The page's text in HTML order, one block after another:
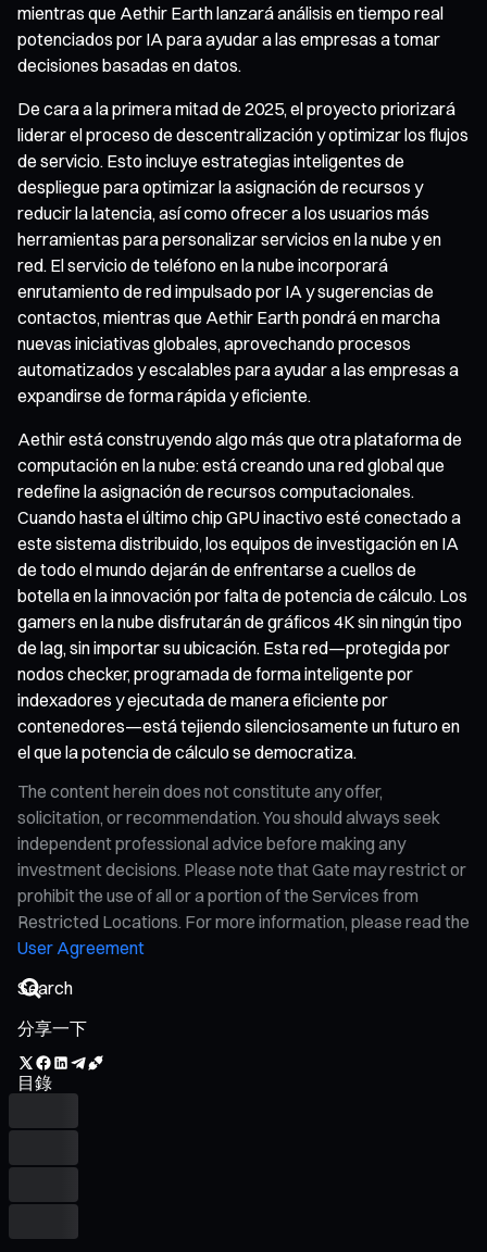
mientras que Aethir Earth lanzará análisis en tiempo real
potenciados por IA para ayudar a las empresas a tomar
decisiones basadas en datos.
De cara a la primera mitad de 2025, el proyecto priorizará
liderar el proceso de descentralización y optimizar los flujos
de servicio. Esto incluye estrategias inteligentes de
despliegue para optimizar la asignación de recursos y
reducir la latencia, así como ofrecer a los usuarios más
herramientas para personalizar servicios en la nube y en
red. El servicio de teléfono en la nube incorporará
enrutamiento de red impulsado por IA y sugerencias de
contactos, mientras que Aethir Earth pondrá en marcha
nuevas iniciativas globales, aprovechando procesos
automatizados y escalables para ayudar a las empresas a
expandirse de forma rápida y eficiente.
Aethir está construyendo algo más que otra plataforma de
computación en la nube: está creando una red global que
redefine la asignación de recursos computacionales.
Cuando hasta el último chip GPU inactivo esté conectado a
este sistema distribuido, los equipos de investigación en IA
de todo el mundo dejarán de enfrentarse a cuellos de
botella en la innovación por falta de potencia de cálculo. Los
gamers en la nube disfrutarán de gráficos 4K sin ningún tipo
de lag, sin importar su ubicación. Esta red—protegida por
nodos checker, programada de forma inteligente por
indexadores y ejecutada de manera eficiente por
contenedores—está tejiendo silenciosamente un futuro en
el que la potencia de cálculo se democratiza.
The content herein does not constitute any offer,
solicitation, or recommendation. You should always seek
independent professional advice before making any
investment decisions. Please note that Gate may restrict or
prohibit the use of all or a portion of the Services from
Restricted Locations. For more information, please read the
User Agreement
分享一下
目錄